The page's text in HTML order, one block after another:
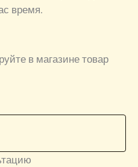
время.
в магазине товар